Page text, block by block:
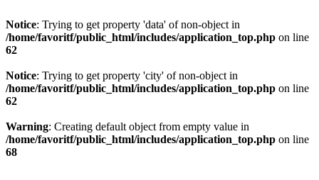
Notice: Trying to get property 'data' of non-object in
/home/favoritf/public_html/includes/application_top.php on line
62
Notice: Trying to get property 'city' of non-object in
/home/favoritf/public_html/includes/application_top.php on line
62
Warning: Creating default object from empty value in
/home/favoritf/public_html/includes/application_top.php on line
68